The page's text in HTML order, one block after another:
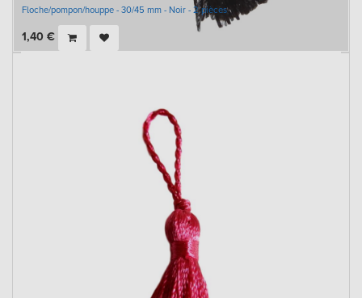
Floche/pompon/houppe - 30/45 mm - Noir - 2 pièces
1,40 €